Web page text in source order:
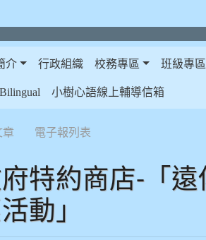
介 行政組織 校務專區 班級專區
小樹心語線上輔導信箱
章 電子報列表
特約商店-「
動」